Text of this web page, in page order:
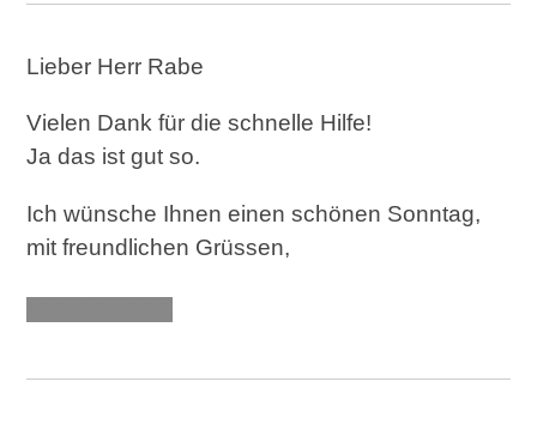
Lieber Herr Rabe
Vielen Dank für die schnelle Hilfe!
Ja das ist gut so.
Ich wünsche Ihnen einen schönen Sonntag,
mit freundlichen Grüssen,